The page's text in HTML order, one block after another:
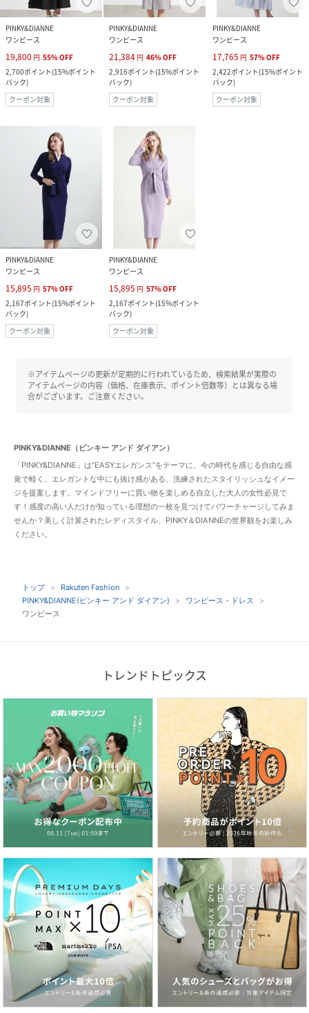
PINKY&DIANNE
ワンピース
19,800 円 55%OFF
2,700ポイント(15%ポイント
バック)
クーポン対象
PINKY&DIANNE
ワンピース
21,384 円 46%OFF
2,916ポイント(15%ポイント
バック)
クーポン対象
PINKY&DIANNE
ワンピース
17,765 円 57%OFF
2,422ポイント(15%ポイント
バック)
クーポン対象
PINKY&DIANNE
ワンピース
15,895 円 57%OFF
2,167ポイント(15%ポイント
バック)
クーポン対象
PINKY&DIANNE
ワンピース
15,895 円 57%OFF
2,167ポイント(15%ポイント
バック)
クーポン対象
※アイテムページの更新が定期的に行われているため、検索結果が実際の
アイテムページの内容（価格、在庫表示、ポイント倍数等）とは異なる場
合がございます。ご注意ください。
PINKY&DIANNE（ピンキー アンド ダイアン）
「PINKY&DIANNE」は”EASYエレガンス”をテーマに、今の時代を感じる自由な感
覚で軽く、エレガントな中にも抜け感がある、洗練されたスタイリッシュなイメー
ジを提案します。マインドフリーに買い物を楽しめる自立した大人の女性必見で
す！感度の高い人だけが知っている理想の一枚を見つけてパワーチャージしてみま
せんか？美しく計算されたレディスタイル、PINKY＆DIANNEの世界観をお楽しみ
ください。
トップ
Rakuten Fashion
PINKY&DIANNE(ピンキー アンド ダイアン)
ワンピース・ドレス
ワンピース
トレンドトピックス